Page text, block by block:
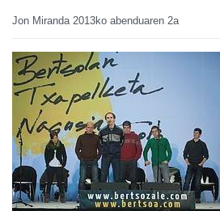
Jon Miranda 2013ko abenduaren 2a